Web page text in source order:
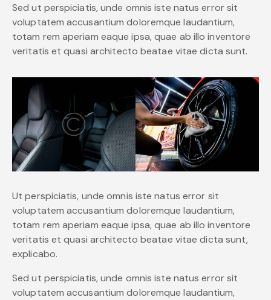
Sed ut perspiciatis, unde omnis iste natus error sit
voluptatem accusantium doloremque laudantium,
totam rem aperiam eaque ipsa, quae ab illo inventore
veritatis et quasi architecto beatae vitae dicta sunt.
Ut perspiciatis, unde omnis iste natus error sit
voluptatem accusantium doloremque laudantium,
totam rem aperiam eaque ipsa, quae ab illo inventore
veritatis et quasi architecto beatae vitae dicta sunt,
explicabo.
Sed ut perspiciatis, unde omnis iste natus error sit
voluptatem accusantium doloremque laudantium,